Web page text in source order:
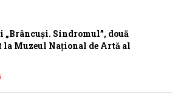
„Brâncuși. Sindromul”, două
Muzeul Național de Artă al